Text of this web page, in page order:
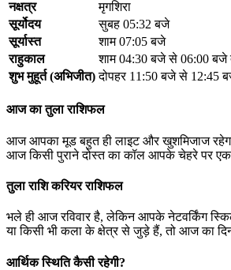
नक्षत्र
मृगशिरा
सूर्योदय
सुबह 05:32 बजे
सूर्यास्त
शाम 07:05 बजे
राहुकाल
शाम 04:30 बजे से 06:00
शुभ मुहूर्त (अभिजीत) दोपहर 11:50 बजे से 12:45
आज का तुला राशिफल
आज आपका मूड बहुत ही लाइट और खुशमिजाज
आज किसी पुराने दोस्त का कॉल आपके चेहरे पर एक
तुला राशि करियर राशिफल
भले ही आज रविवार है, लेकिन आपके नेटवर्किंग
या किसी भी कला के क्षेत्र से जुड़े हैं, तो आज का
आर्थिक स्थिति कैसी रहेगी?